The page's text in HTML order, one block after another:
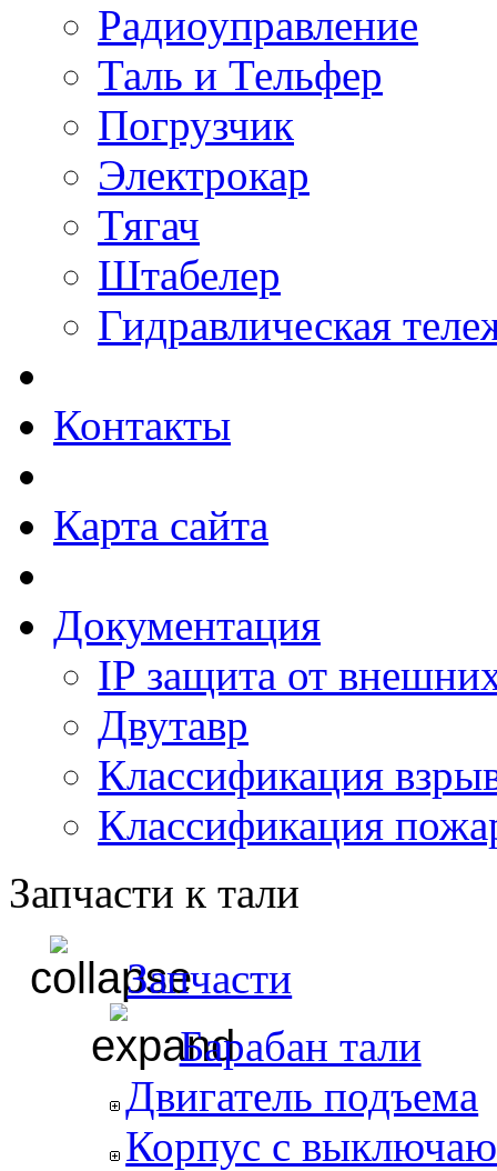
Радиоуправление
Таль и Тельфер
Погрузчик
Электрокар
Тягач
Штабелер
Гидравлическая
Контакты
Карта сайта
Документация
IP защита от
Двутавр
Классификация
Классификация
Запчасти к тали
Запчасти
Барабан тали
Двигатель подъема
Корпус с